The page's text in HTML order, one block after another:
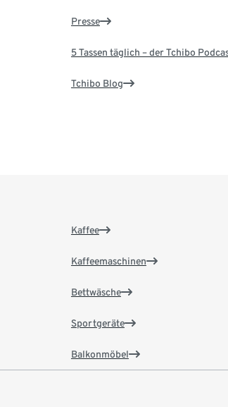
Presse
5 Tassen täglich – der Tchibo
Tchibo Blog
Kaffee
Kaffeemaschinen
Bettwäsche
Sportgeräte
Balkonmöbel